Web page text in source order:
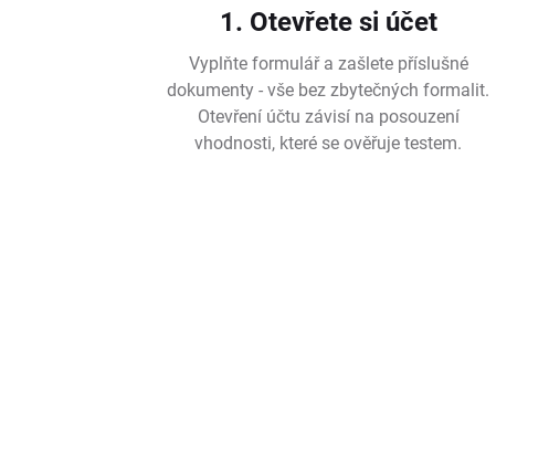
1. Otevřete si účet
Vyplňte formulář a zašlete příslušné
dokumenty - vše bez zbytečných formalit.
Otevření účtu závisí na posouzení
vhodnosti, které se ověřuje testem.